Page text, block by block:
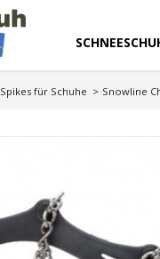
Spikes für Schuhe > Snowline